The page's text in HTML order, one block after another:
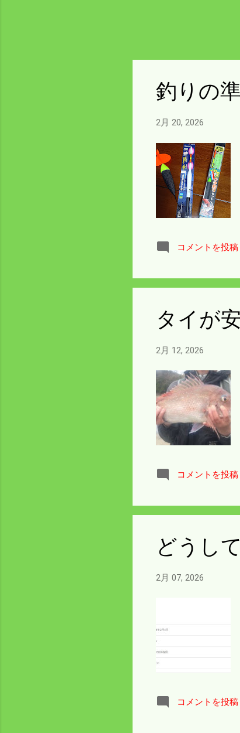
釣りの
2月 20, 2026
コメントを投稿
タイが
2月 12, 2026
コメントを投稿
どうし
2月 07, 2026
コメントを投稿